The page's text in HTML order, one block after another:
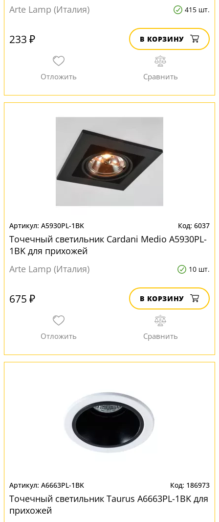
Arte Lamp (Италия)
415 шт.
233 ₽ В КОРЗИНУ
A5930PL-1BK 6037
Точечный светильник Cardani Medio A5930PL-
1BK для прихожей
Arte Lamp (Италия)
10 шт.
675 ₽ В КОРЗИНУ
A6663PL-1BK 186973
Точечный светильник Taurus A6663PL-1BK для
прихожей